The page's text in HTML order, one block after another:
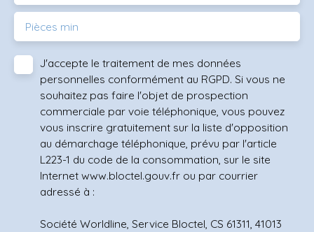
Pièces min
J'accepte le traitement de mes données
personnelles conformément au RGPD. Si vous ne
souhaitez pas faire l'objet de prospection
commerciale par voie téléphonique, vous pouvez
vous inscrire gratuitement sur la liste d'opposition
au démarchage téléphonique, prévu par l'article
L223-1 du code de la consommation, sur le site
Internet www.bloctel.gouv.fr ou par courrier
adressé à :
Société Worldline, Service Bloctel, CS 61311, 41013